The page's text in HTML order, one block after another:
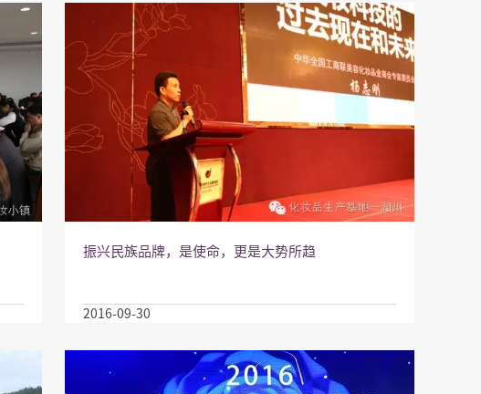
振兴民族品牌，是使命，更是大势所趋
2016-09-30